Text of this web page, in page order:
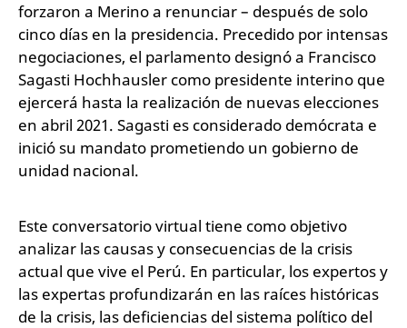
forzaron a Merino a renunciar – después de solo
cinco días en la presidencia. Precedido por intensas
negociaciones, el parlamento designó a Francisco
Sagasti Hochhausler como presidente interino que
ejercerá hasta la realización de nuevas elecciones
en abril 2021. Sagasti es considerado demócrata e
inició su mandato prometiendo un gobierno de
unidad nacional.
Este conversatorio virtual tiene como objetivo
analizar las causas y consecuencias de la crisis
actual que vive el Perú. En particular, los expertos y
las expertas profundizarán en las raíces históricas
de la crisis, las deficiencias del sistema político del